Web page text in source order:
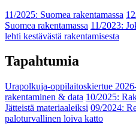
11/2025: Suomea rakentamassa
Suomea rakentamassa 11/2023:
lehti kestävästä rakentamisesta
Tapahtumia
Urapolkuja-oppilaitoskiertue
rakentaminen & data 10/2025:
Jätteistä materiaaleiksi 09/2024:
paloturvallinen loiva katto